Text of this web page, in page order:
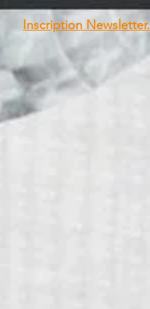
Inscription